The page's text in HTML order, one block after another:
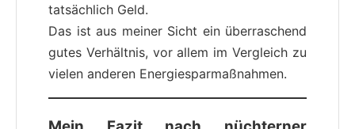
tatsächlich Geld.
Das ist aus meiner Sicht ein überraschend
gutes Verhältnis, vor allem im Vergleich zu
vielen anderen Energiesparmaßnahmen.